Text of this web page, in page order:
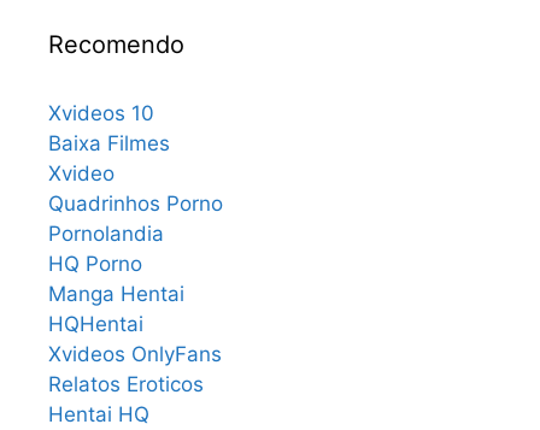
Recomendo
Xvideos 10
Baixa Filmes
Xvideo
Quadrinhos Porno
Pornolandia
HQ Porno
Manga Hentai
HQHentai
Xvideos OnlyFans
Relatos Eroticos
Hentai HQ